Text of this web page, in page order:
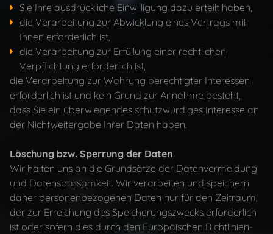
Sie Ihre ausdrückliche Einwilligung dazu erteilt haben,
die Verarbeitung zur Abwicklung eines Vertrags mit
Ihnen erforderlich ist,
die Verarbeitung zur Erfüllung einer rechtlichen
Verpflichtung erforderlich ist,
die Verarbeitung zur Wahrung berechtigter Interessen
erforderlich ist und kein Grund zur Annahme besteht,
dass Sie ein überwiegendes schutzwürdiges Interesse an
der Nichtweitergabe Ihrer Daten haben.
Löschung bzw. Sperrung der Daten
Wir halten uns an die Grundsätze der Datenvermeidung
und Datensparsamkeit. Wir verarbeiten und speichern
daher personenbezogenen Daten nur für den Zeitraum,
der zur Erreichung des Speicherungszwecks erforderlich
ist oder sofern dies durch den Europäischen Richtlinien-